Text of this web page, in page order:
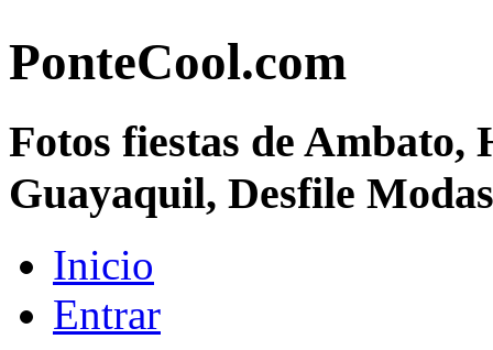
PonteCool.com
Fotos fiestas de
Guayaquil, Desfile Modas
Inicio
Entrar